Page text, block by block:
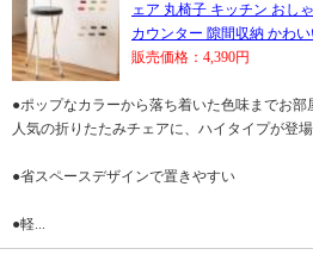
ェア 丸椅子 キッチン おし
カウンター 隙間収納 かわ
販売価格：4,390円
●ポップなカラーから落ち着いた色味までお
人気の折りたたみチェアに、ハイタイプが登場
●省スペースデザインで置きやすい
●軽...